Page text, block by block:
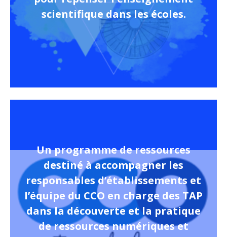
scientifique dans les écoles.
Un programme de ressources
destiné à accompagner les
responsables d’établissements et
l’équipe du CCO en charge des TAP
dans la découverte et la pratique
de ressources numériques et